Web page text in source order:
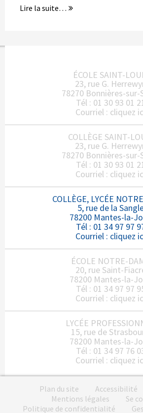
Lire la suite…
ÉCOLE SAINT-
23, rue G.
78270 Bonnières-sur-
Tél : 01 30 93 01
Courriel : cliquez
COLLÈGE SAINT-
23, rue G.
78270 Bonnières-sur-
Tél : 01 30 93 01
Courriel : cliquez
COLLÈGE, LYCÉE
5, rue de la
78200 Mantes-la-
Tél : 01 34 97 97
Courriel : cliquez
ÉCOLE NOTRE-
20, rue Saint-
78200 Mantes-la-
Tél : 01 34 97 97
Courriel : cliquez
LYCÉE
15, rue de
78200 Mantes-la-
Tél : 01 34 97 76
Courriel : cliquez
Plan du site Accessibilité
Mentions légales
Se
Politique de confidentialité